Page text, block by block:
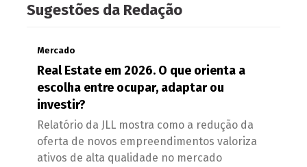
Sugestões da Redação
Mercado
Real Estate em 2026. O que orienta a
escolha entre ocupar, adaptar ou
investir?
Relatório da JLL mostra como a redução da
oferta de novos empreendimentos valoriza
ativos de alta qualidade no mercado